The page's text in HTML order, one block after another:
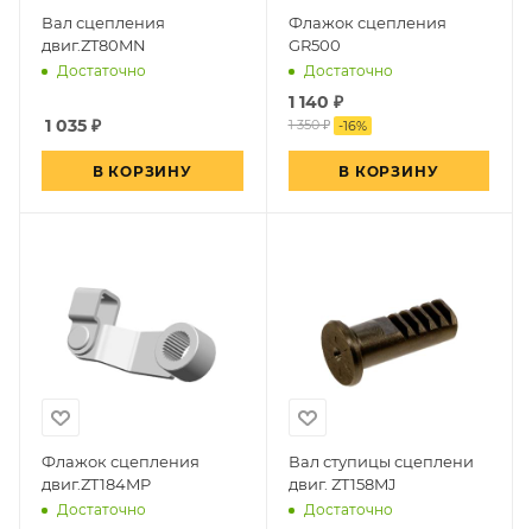
Вал сцепления
двиг.ZT80MN
Достаточно
1 035 ₽
В КОРЗИНУ
Флажок сцепления
GR500
Достаточно
1 140 ₽
1 350 ₽ -16%
В КОРЗИНУ
Флажок сцепления
двиг.ZT184MP
Достаточно
Вал ступицы сцеплени
двиг. ZT158MJ
Достаточно